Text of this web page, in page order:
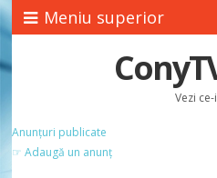
Meniu superior
Vezi
Anunțuri publicate
☞ Adaugă un anunț